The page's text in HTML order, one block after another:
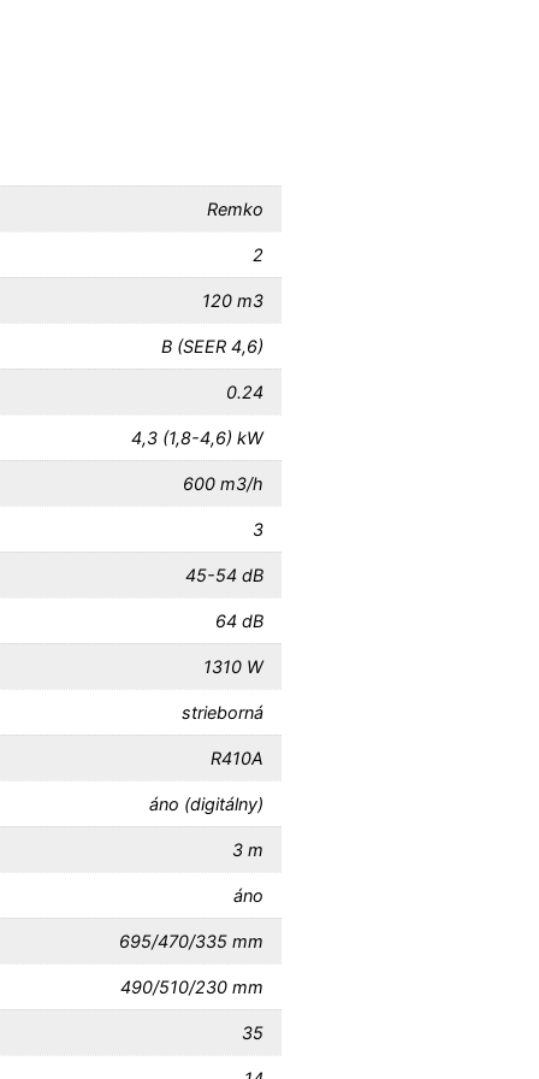
Remko
2
120 m3
B (SEER 4,6)
0.24
4,3 (1,8-4,6) kW
600 m3/h
3
45-54 dB
64 dB
1310 W
strieborná
R410A
áno (digitálny)
3 m
áno
695/470/335 mm
490/510/230 mm
35